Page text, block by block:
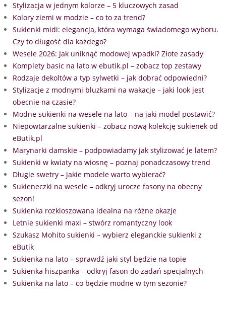
Stylizacja w jednym kolorze – 5 kluczowych zasad
Kolory ziemi w modzie – co to za trend?
Sukienki midi: elegancja, która wymaga świadomego wyboru.
Czy to długość dla każdego?
Wesele 2026: Jak uniknąć modowej wpadki? Złote zasady
Komplety basic na lato w ebutik.pl – zobacz top zestawy
Rodzaje dekoltów a typ sylwetki – jak dobrać odpowiedni?
Stylizacje z modnymi bluzkami na wakacje – jaki look jest
obecnie na czasie?
Modne sukienki na wesele na lato – na jaki model postawić?
Niepowtarzalne sukienki – zobacz nową kolekcję sukienek od
eButik.pl
Marynarki damskie – podpowiadamy jak stylizować je latem?
Sukienki w kwiaty na wiosnę – poznaj ponadczasowy trend
Długie swetry – jakie modele warto wybierać?
Sukieneczki na wesele – odkryj urocze fasony na obecny
sezon!
Sukienka rozkloszowana idealna na różne okazje
Letnie sukienki maxi – stwórz romantyczny look
Szukasz Mohito sukienki – wybierz eleganckie sukienki z
eButik
Sukienka na lato – sprawdź jaki styl będzie na topie
Sukienka hiszpanka – odkryj fason do zadań specjalnych
Sukienka na lato – co będzie modne w tym sezonie?